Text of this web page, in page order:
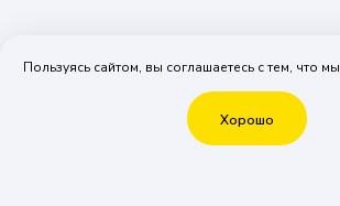
Пользуясь сайтом, вы соглашаетесь с тем, что мы
Хорошо